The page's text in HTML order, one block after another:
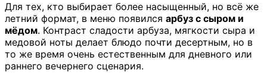
Для тех, кто выбирает более насыщенный, но всё же
летний формат, в меню появился арбуз с сыром и
мёдом. Контраст сладости арбуза, мягкости сыра и
медовой ноты делает блюдо почти десертным, но в
то же время очень естественным для дневного или
раннего вечернего сценария.